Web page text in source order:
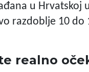
u
razdoblje 10
realno